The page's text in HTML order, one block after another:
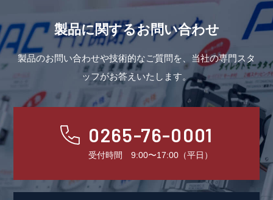
動画一覧
生産終了・後継機種
取扱店
お問合わせ Language
トピックス
製品に関するお問い合わせ
製品のお問い合わせや技術的なご質問を、当社の専門スタ
ッフがお答えいたします。
0265-76-0001
受付時間 9:00〜17:00（平日）